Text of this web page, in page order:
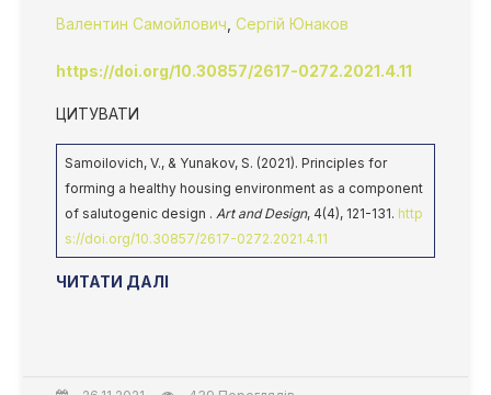
Валентин Самойлович Сергій Юнаков
https://doi.org/10.30857/2617-0272.2021.4.11
ЦИТУВАТИ
Samoilovich, V., & Yunakov, S. (2021). Principles for
forming a healthy housing environment as a component
of salutogenic design . Art and Design, 4(4), 121-131. http
s://doi.org/10.30857/2617-0272.2021.4.11
ЧИТАТИ ДАЛІ